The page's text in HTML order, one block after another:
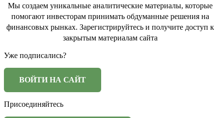
Мы создаем уникальные аналитические материалы, которые
помогают инвесторам принимать обдуманные решения на
финансовых рынках. Зарегистрируйтесь и получите доступ к
закрытым материалам сайта
Уже подписались?
Присоединяйтесь